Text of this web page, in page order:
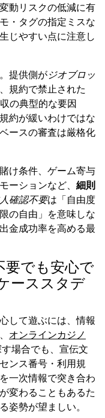
動リスクの低減に有
・タグの指定ミスな
じやすい点に注意し
提供側がジオブロッ
規約で禁止された
の典型的な要因
約が緩いわけではな
ースの審査は厳格化
け条件、ゲーム寄与
ーションなど、 細則
確認不要は「自由度
の自由」を意味しな
金成功率を高める最
要でも安心で
ーススタデ
して遊ぶには、情報
オンラインカジノ
場合でも、宣伝文
ンス番号・利用規
一次情報で突き合わ
変わることもあるた
姿勢が望ましい。